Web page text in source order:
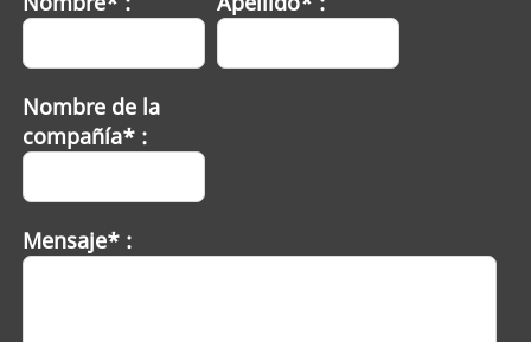
Nombre de la
compañía* :
Mensaje* :